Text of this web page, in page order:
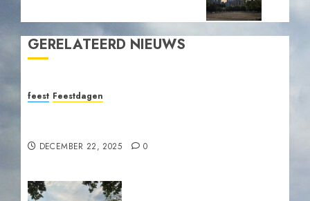
GERELATEERD NIEUWS
feest Feestdagen
DECEMBER 22, 2025 0